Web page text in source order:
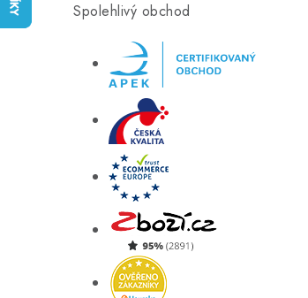
Spolehlivý obchod